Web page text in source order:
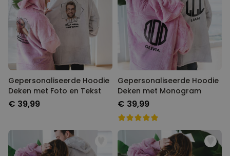
Gepersonaliseerde Hoodie
Deken met Foto en Tekst
€ 39,99
Gepersonaliseerde Hoodie
Deken met Monogram
€ 39,99